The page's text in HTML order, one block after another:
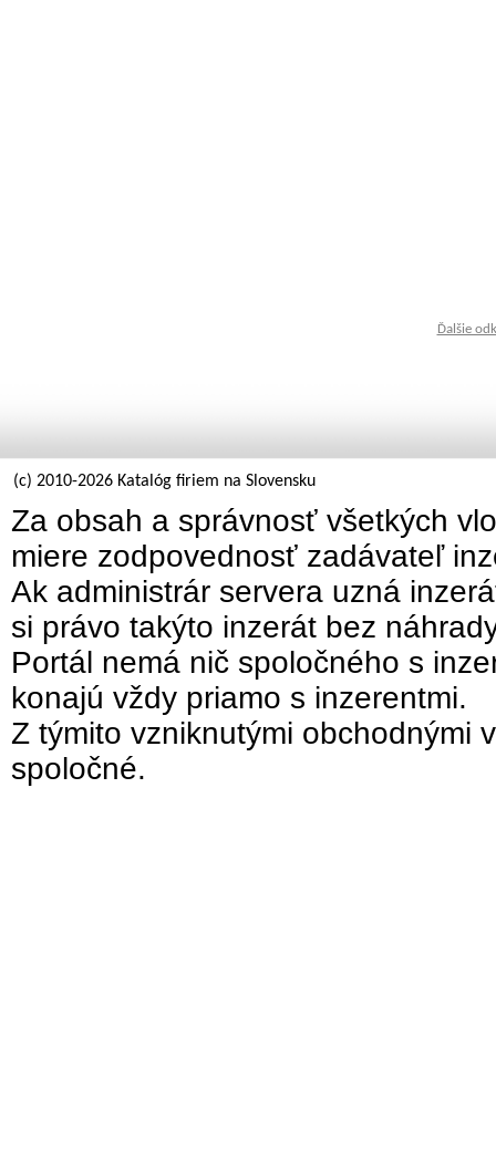
Ďalšie
(c) 2010-2026 Katalóg firiem na Slovensku
Za obsah a správnosť všetkých
miere zodpovednosť zadávateľ
Ak administrár servera uzná
si právo takýto inzerát bez
Portál nemá nič spoločného s
konajú vždy priamo s inzerentmi.
Z týmito vzniknutými obchodnými
spoločné.